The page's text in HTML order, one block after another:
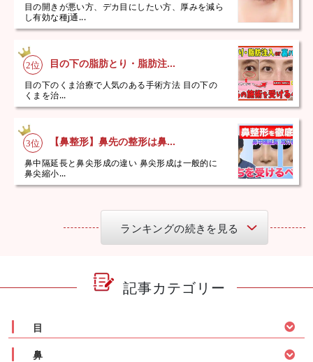
目の開きが悪い方、デカ目にしたい方、厚みを減ら
し有効な種j通...
目の下の脂肪とり・脂肪注...
目の下のくま治療で人気のある手術方法 目の下の
くまを治...
【鼻整形】鼻先の整形は鼻...
鼻中隔延長と鼻尖形成の違い 鼻尖形成は一般的に
鼻尖縮小...
ランキングの続きを見る
記事カテゴリー
目
鼻